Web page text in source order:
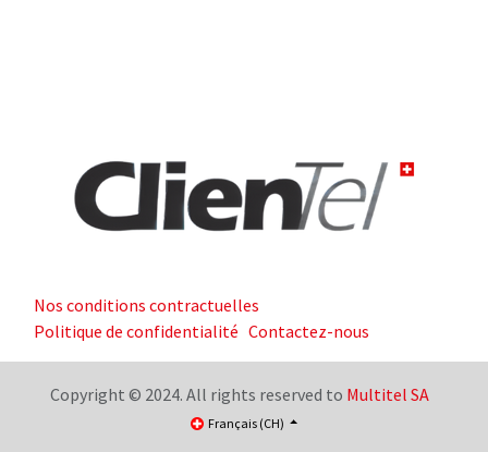
Nos conditions contractuelles
Politique de confidentialité Contactez-nous
Copyright © 2024. All rights reserved to Multitel SA
Français (CH)